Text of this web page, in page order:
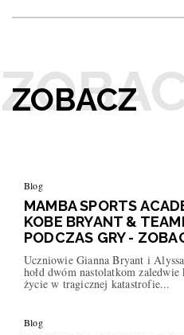
ZOBACZ
Blog
MAMBA SPORTS
KOBE BRYANT &
PODCZAS GRY -
Uczniowie Gianna Bryant i
hołd dwóm nastolatkom
życie w tragicznej katastrofie...
Blog